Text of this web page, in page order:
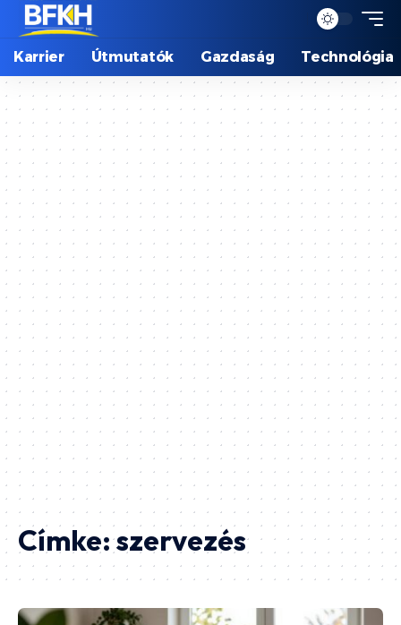
Karrier Útmutatók Gazdaság Technológia
Címke:szervezés